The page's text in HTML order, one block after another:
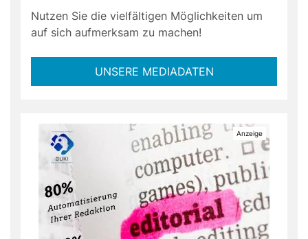
Nutzen Sie die vielfältigen Möglichkeiten um
auf sich aufmerksam zu machen!
UNSERE MEDIADATEN